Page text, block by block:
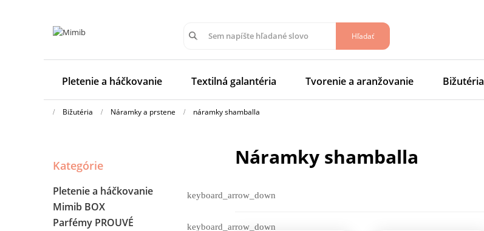
Hľadať
Pletenie a háčkovanie Textilná galantéria Tvorenie a aranžovanie Bižutéria
Bižutéria Náramky a prstene náramky shamballa
Kategórie
Pletenie a háčkovanie
Mimib BOX
Parfémy PROUVÉ
náramky shamballa